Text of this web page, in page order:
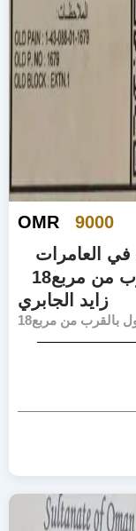
OMR
9000
العامرات
من مربع18
زايد الجابري
بالقرب من مربع18